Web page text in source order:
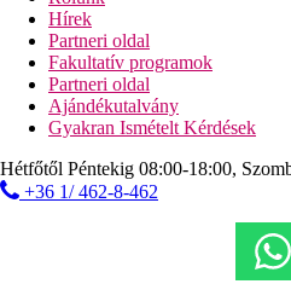
szoba, összesen kb. 60
Strand
Közvetlenül a Kék Zászlóval
privát strandon. Ingyenes
Étkezés
Félpanzió
reggeli, ebéd és vacsora
Hírek
Partneri oldal
Fakultatív programok
Partneri oldal
Ajándékutalvány
Gyakran Ismételt Kérdések
Hétfőtől Péntekig 08:00-18:00,
+36 1/ 462-8-462